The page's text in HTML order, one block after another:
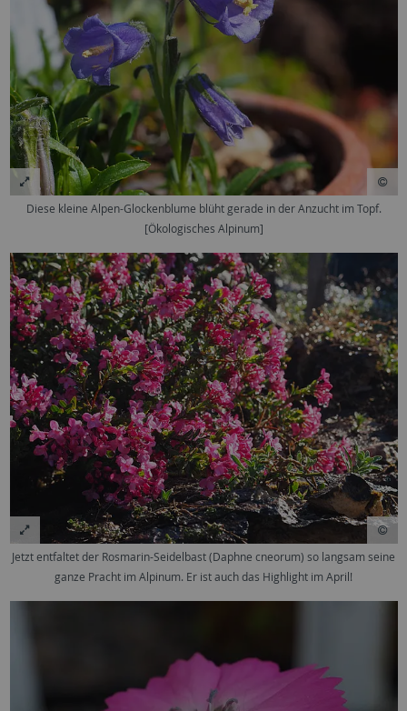
Diese kleine Alpen-Glockenblume blüht gerade in der Anzucht im Topf.
[Ökologisches Alpinum]
Jetzt entfaltet der Rosmarin-Seidelbast (Daphne cneorum) so langsam seine
ganze Pracht im Alpinum. Er ist auch das Highlight im April!